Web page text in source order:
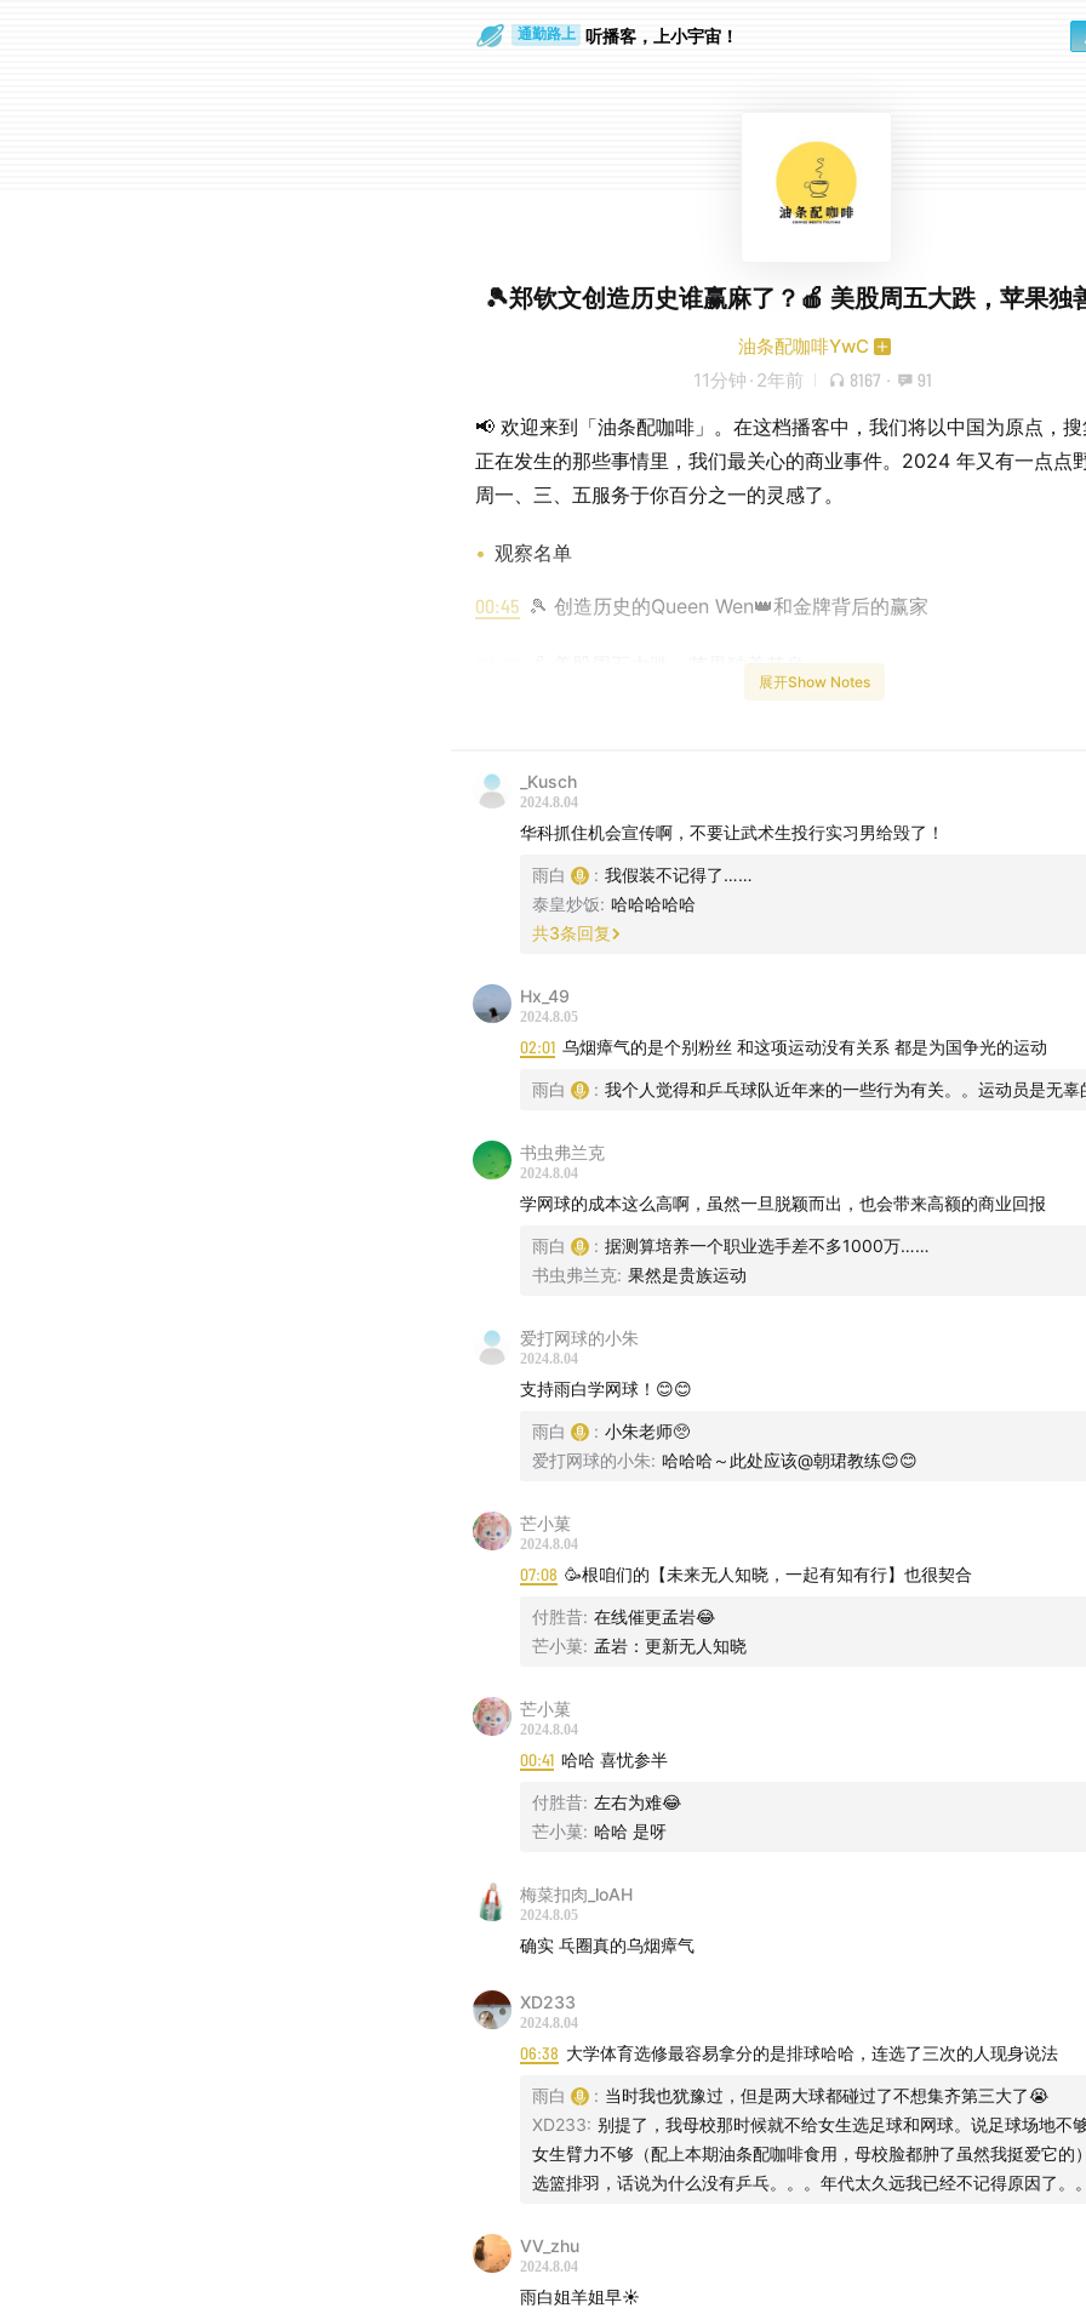
通勤路上 听播客，上小宇宙！
🎾郑钦文创造历史谁赢麻了？🍎 美股周五大跌，苹果独
油条配咖啡YwC
11分钟 · 2年前 8167 · 91
📢 欢迎来到「油条配咖啡」。在这档播客中，我们将以中国为原点，
正在发生的那些事情里，我们最关心的商业事件。2024 年又有一点点
周一、三、五服务于你百分之一的灵感了。
观察名单
00:45 🎾 创造历史的Queen Wen👑和金牌背后的赢家
NIKE 给郑钦文写了 4 句文案。
参赛前：如果甘心当第二，那我永远成不了第一；
想带走的巴黎纪念品，只有奖牌。
总有一天？我可等不及！
Queen Wen 的签名
展开Show Notes
_Kusch
2024.8.04
华科抓住机会宣传啊，不要让武术生投行实习男给毁了！
雨白 : 我假装不记得了……
泰皇炒饭: 哈哈哈哈哈
共3条回复
Hx_49
2024.8.05
02:01 乌烟瘴气的是个别粉丝 和这项运动没有关系 都是为国争光的运动
雨白 : 我个人觉得和乒乓球队近年来的一些行为有关。。运动员是无辜
书虫弗兰克
2024.8.04
学网球的成本这么高啊，虽然一旦脱颖而出，也会带来高额的商业回报
雨白 : 据测算培养一个职业选手差不多1000万……
书虫弗兰克: 果然是贵族运动
爱打网球的小朱
2024.8.04
支持雨白学网球！😊😊
雨白 : 小朱老师🥺
爱打网球的小朱: 哈哈哈～此处应该@朝珺教练😊😊
芒小菓
2024.8.04
07:08 🥳根咱们的【未来无人知晓，一起有知有行】也很契合
付胜昔: 在线催更孟岩😂
芒小菓: 孟岩：更新无人知晓
芒小菓
2024.8.04
00:41 哈哈 喜忧参半
付胜昔: 左右为难😂
芒小菓: 哈哈 是呀
梅菜扣肉_loAH
2024.8.05
确实 乓圈真的乌烟瘴气
XD233
2024.8.04
06:38 大学体育选修最容易拿分的是排球哈哈，连选了三次的人现身说法
雨白 : 当时我也犹豫过，但是两大球都碰过了不想集齐第三大了😭
XD233: 别提了，我母校那时候就不给女生选足球和网球。说足球场地不
女生臂力不够（配上本期油条配咖啡食用，母校脸都肿了虽然我挺爱它的
选篮排羽，话说为什么没有乒乓。。。年代太久远我已经不记得原因了。。
VV_zhu
2024.8.04
雨白姐羊姐早☀️